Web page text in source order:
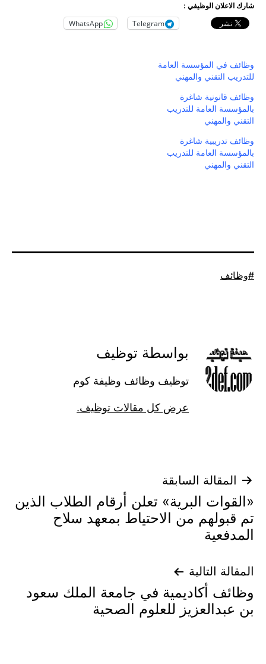
شارك الاعلان الوظيفي :
Telegram
WhatsApp
وظائف في المؤسسة العامة
للتدريب التقني والمهني
وظائف قانونية شاغرة
بالمؤسسة العامة للتدريب
التقني والمهني
وظائف تدريبية شاغرة
بالمؤسسة العامة للتدريب
التقني والمهني
موسوم
وظائف
بواسطة توظيف
توظيف وظائف وظيفة كوم
عرض كل مقالات توظيف.
تصفّح
المقالات
المقالة السابقة
«القوات البرية» تعلن أرقام الطلاب الذين
تم قبولهم من الاحتياط بمعهد سلاح
المدفعية
المقالة التالية
وظائف أكاديمية في جامعة الملك سعود
بن عبدالعزيز للعلوم الصحية